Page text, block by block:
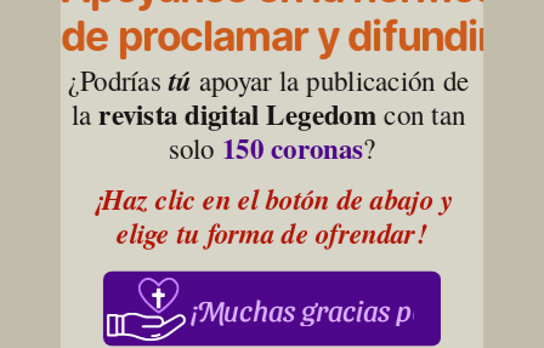
de proclamar y difundir la
¿Podrías tú apoyar la publicación de
la revista digital Legedom con tan
solo 150 coronas?
¡Haz clic en el botón de abajo y
elige tu forma de ofrendar!
¡Muchas gracias por su